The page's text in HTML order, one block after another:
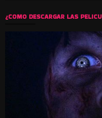
¿COMO DESCARGAR LAS